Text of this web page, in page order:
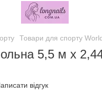
Товари для спорту
5,5 м х
відгук